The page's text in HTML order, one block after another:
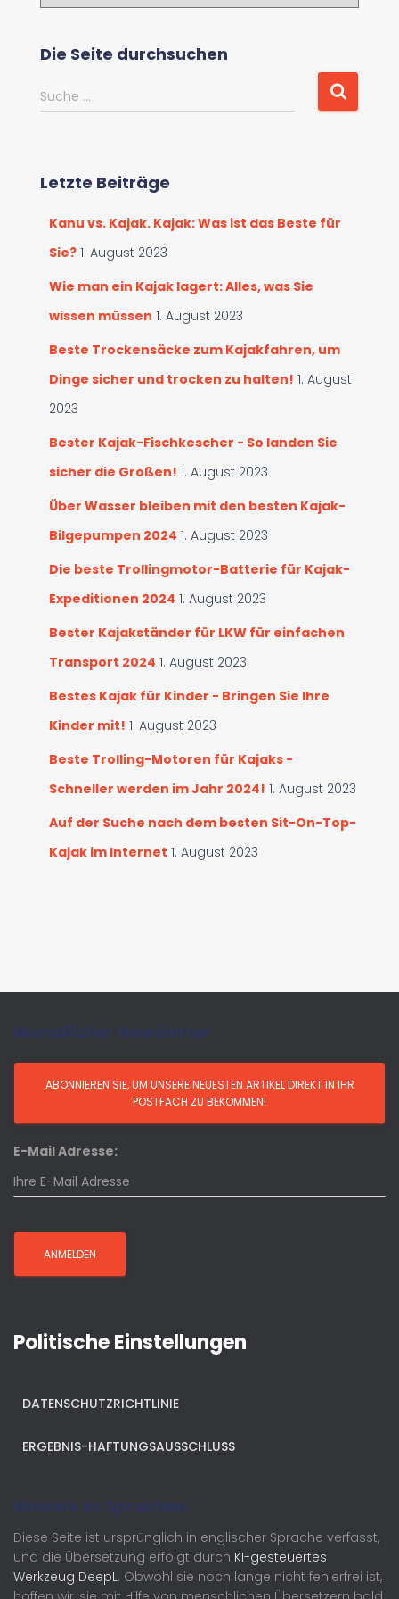
g
r
d
Die Seite durchsuchen
S
u
n
Suche …
Letzte Beiträge
Kanu vs. Kajak. Kajak: Was ist das Beste für
Sie? 1. August 2023
Wie man ein Kajak lagert: Alles, was Sie
wissen müssen 1. August 2023
Beste Trockensäcke zum Kajakfahren, um
Dinge sicher und trocken zu halten! 1. August
2023
Bester Kajak-Fischkescher - So landen Sie
sicher die Großen! 1. August 2023
Über Wasser bleiben mit den besten Kajak-
Bilgepumpen 2024 1. August 2023
Die beste Trollingmotor-Batterie für Kajak-
Expeditionen 2024 1. August 2023
Bester Kajakständer für LKW für einfachen
Transport 2024 1. August 2023
Bestes Kajak für Kinder - Bringen Sie Ihre
Kinder mit! 1. August 2023
Beste Trolling-Motoren für Kajaks -
Schneller werden im Jahr 2024! 1. August 2023
Auf der Suche nach dem besten Sit-On-Top-
Kajak im Internet 1. August 2023
Monatlicher Newsletter
E-Mail Adresse:
Politische Einstellungen
DATENSCHUTZRICHTLINIE
ERGEBNIS-HAFTUNGSAUSSCHLUSS
Hinweis zu Sprachen
Diese Seite ist ursprünglich in englischer Sprache verfasst,
und die Übersetzung erfolgt durch KI-gesteuertes
Werkzeug DeepL. Obwohl sie noch lange nicht fehlerfrei ist,